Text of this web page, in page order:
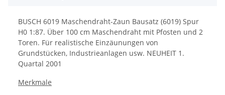
BUSCH 6019 Maschendraht-Zaun Bausatz (6019) Spur
H0 1:87. Über 100 cm Maschendraht mit Pfosten und 2
Toren. Für realistische Einzäunungen von
Grundstücken, Industrieanlagen usw. NEUHEIT 1.
Quartal 2001
Merkmale